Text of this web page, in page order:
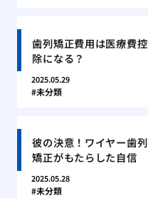
歯列矯正費用は医療費控
除になる？
2025.05.29
未分類
彼の決意！ワイヤー歯列
矯正がもたらした自信
2025.05.28
未分類